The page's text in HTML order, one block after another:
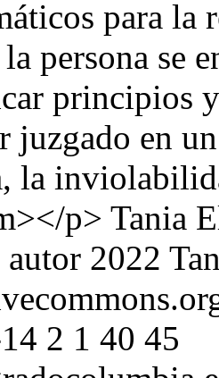
para la
persona se
principios
juzgado en
la
p> Tania
autor 2022
2 1 40 45